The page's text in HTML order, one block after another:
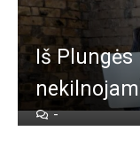
Iš
-